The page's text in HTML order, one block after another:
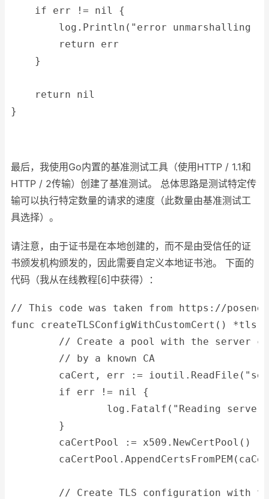
    if err != nil {
log.Println("error unmarshalling
        return err
    }
    return nil
}
最后，我使用Go内置的基准测试工具（使用HTTP / 1.1和
HTTP / 2传输）创建了基准测试。 总体思路是测试特定传
输可以执行特定数量的请求的速度（此数量由基准测试工
具选择）。
请注意，由于证书是在本地创建的，而不是由受信任的证
书颁发机构颁发的，因此需要自定义本地证书池。 下面的
代码（我从在线教程[6]中获得）：
// This code was taken from https://
func createTLSConfigWithCustomCert()
// Create a pool with the server
	// by a known CA
caCert, err :=
	if err != nil {
log.Fatalf("Reading
	}
	caCertPool := x509.NewCertPool()
// Create TLS configuration with